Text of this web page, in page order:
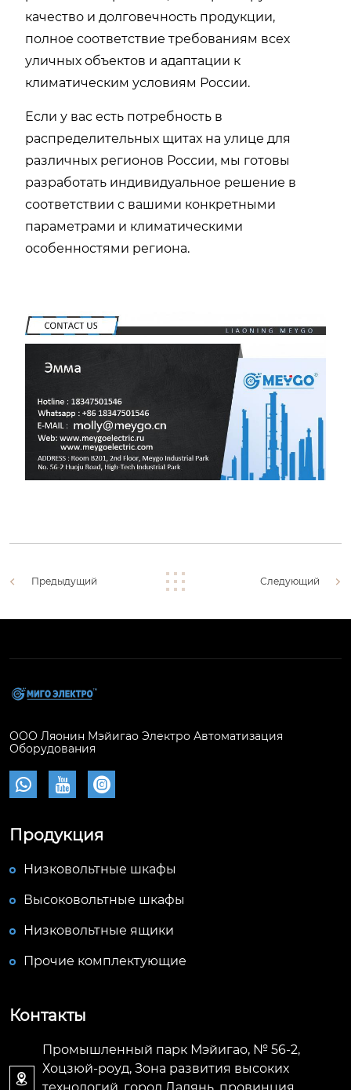
качество и долговечность продукции,
полное соответствие требованиям всех
уличных объектов и адаптации к
климатическим условиям России.
Если у вас есть потребность в
распределительных щитах на улице для
различных регионов России, мы готовы
разработать индивидуальное решение в
соответствии с вашими конкретными
параметрами и климатическими
особенностями региона.
Предыдущий Следующий
ООО Ляонин Мэйигао Электро Автоматизация
Оборудования
  
Продукция
Низковольтные шкафы
Высоковольтные шкафы
Низковольтные ящики
Прочие комплектующие
Контакты

Промышленный парк Мэйигао, № 56-2,
Хоцзюй-роуд, Зона развития высоких